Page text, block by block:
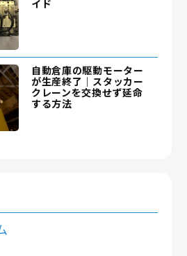
イド
自動倉庫の駆動モーター
が生産終了｜スタッカー
クレーンを交換せず延命
する方法